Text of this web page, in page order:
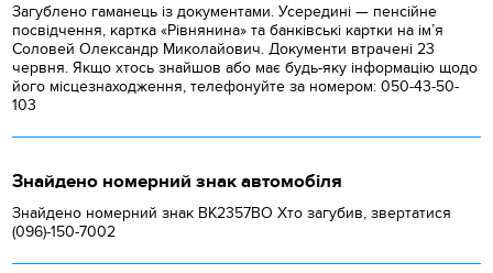
Загублено гаманець із документами. Усередині — пенсійне
посвідчення, картка «Рівнянина» та банківські картки на ім’я
Соловей Олександр Миколайович. Документи втрачені 23
червня. Якщо хтось знайшов або має будь-яку інформацію щодо
його місцезнаходження, телефонуйте за номером: 050-43-50-
103
Знайдено номерний знак автомобіля
Знайдено номерний знак ВК2357ВО Хто загубив, звертатися
(096)-150-7002